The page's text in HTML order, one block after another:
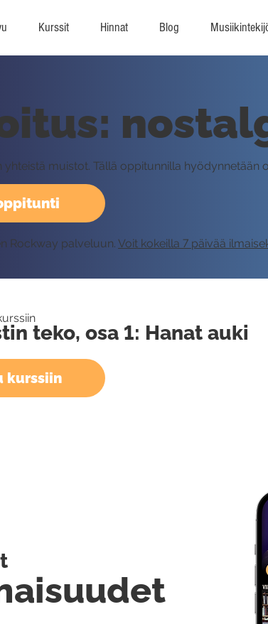
Kurssit Hinnat Blog
yhteistä muistot. Tällä oppitunnilla hyödynnetään
Rockway palveluun. Voit kokeilla 7 päivää
teko, osa 1: Hanat auki
kurssiin